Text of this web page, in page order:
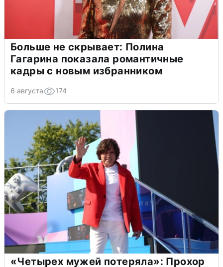
Больше не скрывает: Полина
Гагарина показала романтичные
кадры с новым избранником
6 августа 174
«Четырех мужей потеряла»: Прохор